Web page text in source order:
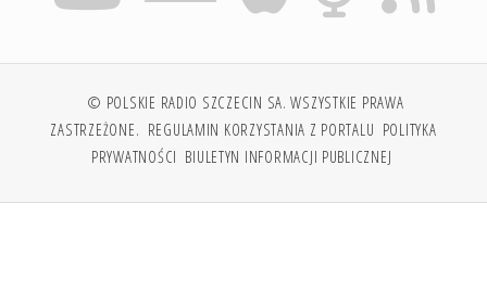
© POLSKIE RADIO SZCZECIN SA. WSZYSTKIE PRAWA
ZASTRZEŻONE. REGULAMIN KORZYSTANIA Z PORTALU POLITYKA
PRYWATNOŚCI BIULETYN INFORMACJI PUBLICZNEJ